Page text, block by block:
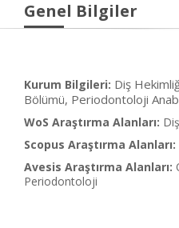
Genel Bilgiler
Kurum Bilgileri: Diş
Bölümü, Periodontoloji
WoS Araştırma Alanları:
Scopus Araştırma Alanları:
Avesis Araştırma Alanları:
Periodontoloji